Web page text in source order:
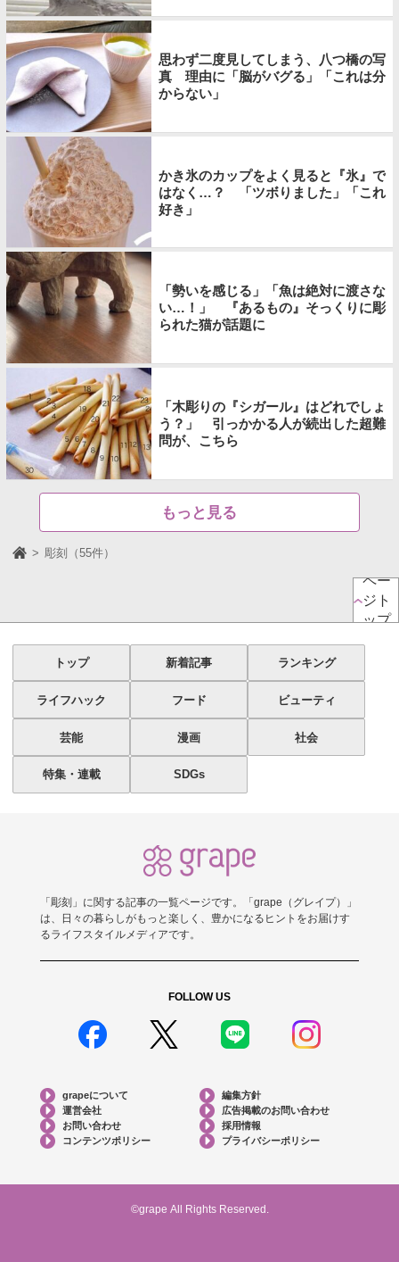
思わず二度見してしまう、八つ橋の写
真 理由に「脳がバグる」「これは分
からない」
かき氷のカップをよく見ると『氷』で
はなく…？ 「ツボりました」「これ
好き」
「勢いを感じる」「魚は絶対に渡さな
い…！」 『あるもの』そっくりに彫
られた猫が話題に
「木彫りの『シガール』はどれでしょ
う？」 引っかかる人が続出した超難
問が、こちら
もっと見る
彫刻（55件）
ペー
ジト
ップ
トップ 新着記事 ランキング
ライフハック フード ビューティ
芸能 漫画 社会
特集・連載 SDGs
「彫刻」に関する記事の一覧ページです。「grape（グレイプ）」
は、日々の暮らしがもっと楽しく、豊かになるヒントをお届けす
るライフスタイルメディアです。
FOLLOW US
grapeについて
編集方針
運営会社
広告掲載のお問い合わせ
お問い合わせ
採用情報
コンテンツポリシー
プライバシーポリシー
©grape All Rights Reserved.